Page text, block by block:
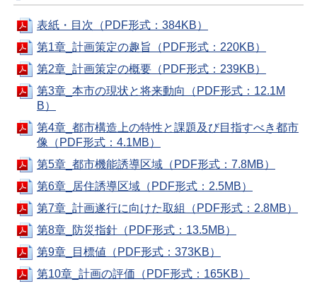
表紙・目次（PDF形式：384KB）
第1章_計画策定の趣旨（PDF形式：220KB）
第2章_計画策定の概要（PDF形式：239KB）
第3章_本市の現状と将来動向（PDF形式：12.1M
B）
第4章_都市構造上の特性と課題及び目指すべき都市
像（PDF形式：4.1MB）
第5章_都市機能誘導区域（PDF形式：7.8MB）
第6章_居住誘導区域（PDF形式：2.5MB）
第7章_計画遂行に向けた取組（PDF形式：2.8MB）
第8章_防災指針（PDF形式：13.5MB）
第9章_目標値（PDF形式：373KB）
第10章_計画の評価（PDF形式：165KB）